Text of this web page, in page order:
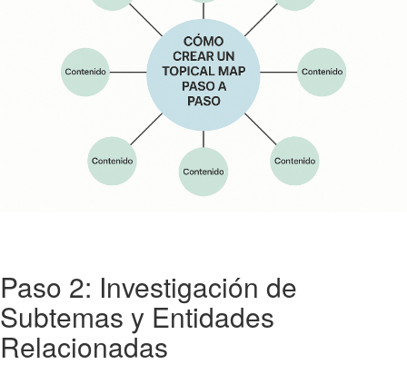
Paso 2: Investigación de
Subtemas y Entidades
Relacionadas